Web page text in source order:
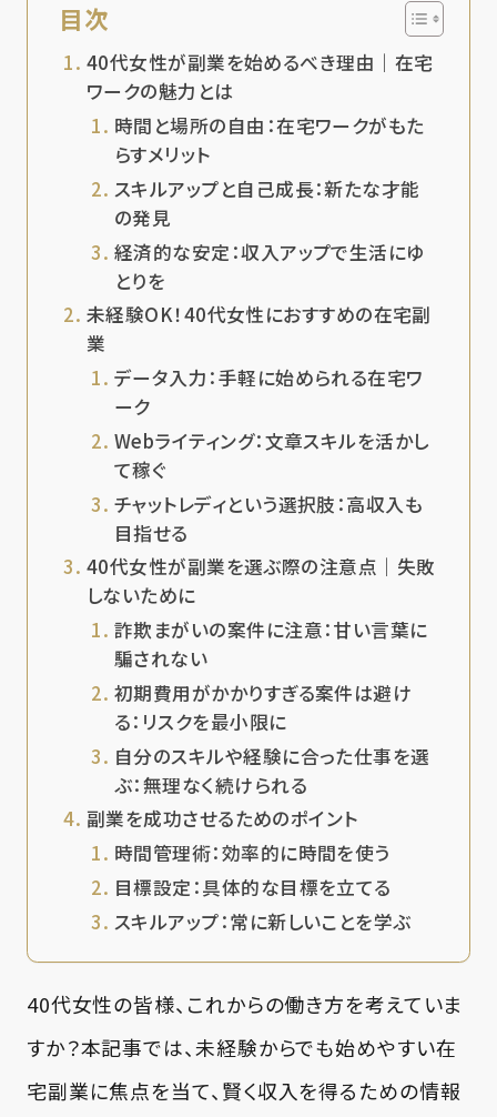
目次
40代女性が副業を始めるべき理由｜在宅
ワークの魅力とは
時間と場所の自由：在宅ワークがもた
らすメリット
スキルアップと自己成長：新たな才能
の発見
経済的な安定：収入アップで生活にゆ
とりを
未経験OK！40代女性におすすめの在宅副
業
データ入力：手軽に始められる在宅ワ
ーク
Webライティング：文章スキルを活かし
て稼ぐ
チャットレディという選択肢：高収入も
目指せる
40代女性が副業を選ぶ際の注意点｜失敗
しないために
詐欺まがいの案件に注意：甘い言葉に
騙されない
初期費用がかかりすぎる案件は避け
る：リスクを最小限に
自分のスキルや経験に合った仕事を選
ぶ：無理なく続けられる
副業を成功させるためのポイント
時間管理術：効率的に時間を使う
目標設定：具体的な目標を立てる
スキルアップ：常に新しいことを学ぶ
40代女性の皆様、これからの働き方を考えていま
すか？本記事では、未経験からでも始めやすい在
宅副業に焦点を当て、賢く収入を得るための情報